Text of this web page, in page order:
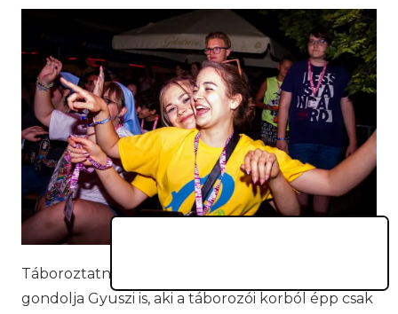
Táboroztatni csak szívvel-lélekkel lehet. Így
gondolja Gyuszi is, aki a táborozói korból épp csak